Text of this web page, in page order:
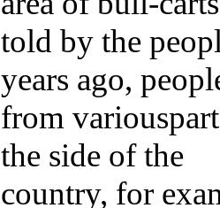
told by the
years ago,
from
the side of the
country, for